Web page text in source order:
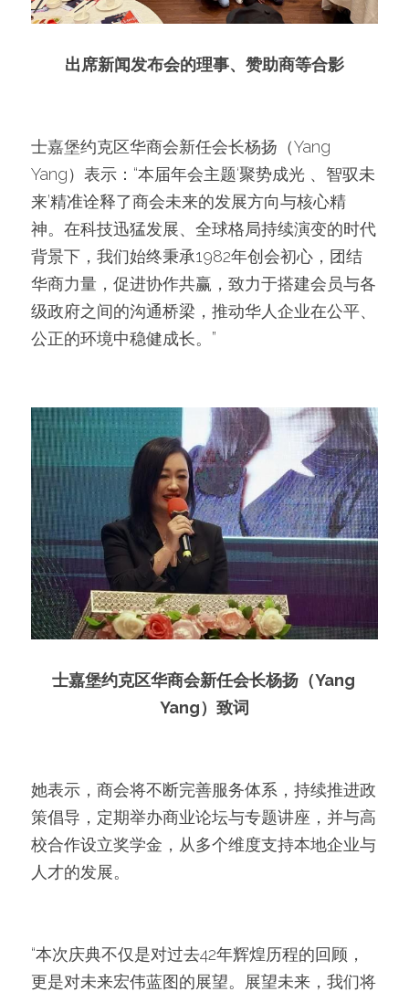
出席新闻发布会的理事、赞助商等合影
士嘉堡约克区华商会新任会长杨扬（Yang
Yang）表示：“本届年会主题‘聚势成光 、智驭未
来’精准诠释了商会未来的发展方向与核心精
神。在科技迅猛发展、全球格局持续演变的时代
背景下，我们始终秉承1982年创会初心，团结
华商力量，促进协作共赢，致力于搭建会员与各
级政府之间的沟通桥梁，推动华人企业在公平、
公正的环境中稳健成长。”
士嘉堡约克区华商会新任会长杨扬（Yang
Yang）致词
她表示，商会将不断完善服务体系，持续推进政
策倡导，定期举办商业论坛与专题讲座，并与高
校合作设立奖学金，从多个维度支持本地企业与
人才的发展。
“本次庆典不仅是对过去42年辉煌历程的回顾，
更是对未来宏伟蓝图的展望。展望未来，我们将